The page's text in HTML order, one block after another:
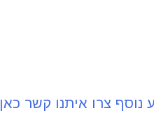
נוסף צרו איתנו קשר כאן